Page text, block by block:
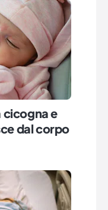
cicogna e
dal corpo